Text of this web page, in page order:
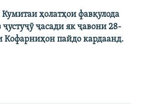
ҳолатҳои фавқулода
ҷасади як ҷавони 28-
Кофарниҳон пайдо кардаанд.